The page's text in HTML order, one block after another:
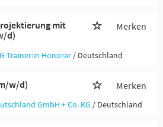
mit
d)
Merken
Trainer:in Honorar / Deutschland
w/d) Merken
GmbH + Co. KG / Deutschland